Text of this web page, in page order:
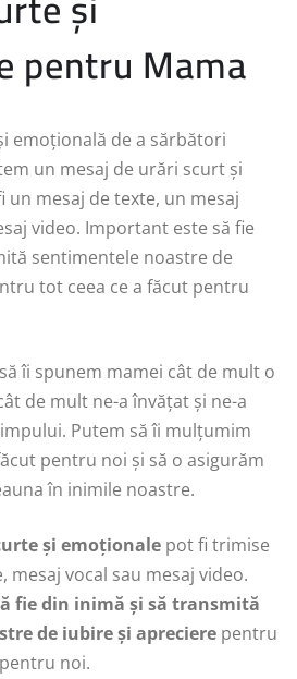
pentru Mama
emoțională de a sărbători
un mesaj de urări scurt și
un mesaj de texte, un mesaj
video. Important este să fie
sentimentele noastre de
tot ceea ce a făcut pentru
îi spunem mamei cât de mult o
de mult ne-a învățat și ne-a
Putem să îi mulțumim
pentru noi și să o asigurăm
în inimile noastre.
și emoționale pot fi trimise
mesaj vocal sau mesaj video.
fie din inimă și să transmită
de iubire și apreciere pentru
noi.